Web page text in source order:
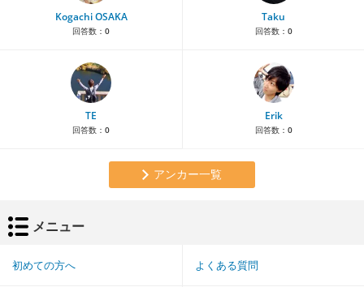
Kogachi OSAKA
回答数： 0
Taku
回答数： 0
TE
回答数： 0
Erik
回答数： 0
アンカー一覧
メニュー
初めての方へ よくある質問